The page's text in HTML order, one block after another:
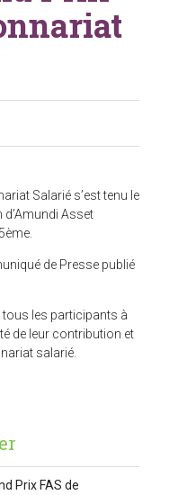
Salarié s’est tenu le
Asset
de Presse publié
tous les participants à
de leur contribution et
salarié.
Prix FAS de